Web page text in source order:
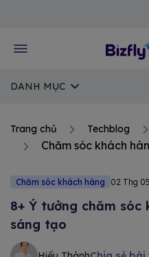
DANH MỤC
Trang chủ Techblog
Chăm sóc khách
Chăm sóc khách hàng 02 Thg
8+ Ý tưởng chăm sóc
sáng tạo